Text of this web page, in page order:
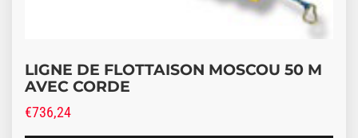
LIGNE DE FLOTTAISON MOSCOU 50 M
AVEC CORDE
€736,24